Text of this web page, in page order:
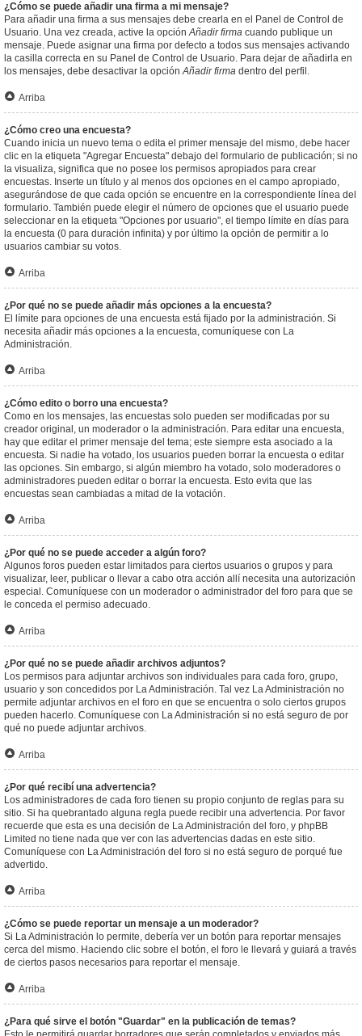
¿Cómo se puede añadir una firma a mi mensaje?
Para añadir una firma a sus mensajes debe crearla en el Panel de Control de
Usuario. Una vez creada, active la opciónAñadir firma cuando publique un
mensaje. Puede asignar una firma por defecto a todos sus mensajes activando
la casilla correcta en su Panel de Control de Usuario. Para dejar de añadirla en
los mensajes, debe desactivar la opciónAñadir firma dentro del perfil.
Arriba
¿Cómo creo una encuesta?
Cuando inicia un nuevo tema o edita el primer mensaje del mismo, debe hacer
clic en la etiqueta "Agregar Encuesta" debajo del formulario de publicación; si no
la visualiza, significa que no posee los permisos apropiados para crear
encuestas. Inserte un título y al menos dos opciones en el campo apropiado,
asegurándose de que cada opción se encuentre en la correspondiente línea del
formulario. También puede elegir el número de opciones que el usuario puede
seleccionar en la etiqueta "Opciones por usuario", el tiempo límite en días para
la encuesta (0 para duración infinita) y por último la opción de permitir a lo
usuarios cambiar su votos.
Arriba
¿Por qué no se puede añadir más opciones a la encuesta?
El límite para opciones de una encuesta está fijado por la administración. Si
necesita añadir más opciones a la encuesta, comuníquese con La
Administración.
Arriba
¿Cómo edito o borro una encuesta?
Como en los mensajes, las encuestas solo pueden ser modificadas por su
creador original, un moderador o la administración. Para editar una encuesta,
hay que editar el primer mensaje del tema; este siempre esta asociado a la
encuesta. Si nadie ha votado, los usuarios pueden borrar la encuesta o editar
las opciones. Sin embargo, si algún miembro ha votado, solo moderadores o
administradores pueden editar o borrar la encuesta. Esto evita que las
encuestas sean cambiadas a mitad de la votación.
Arriba
¿Por qué no se puede acceder a algún foro?
Algunos foros pueden estar limitados para ciertos usuarios o grupos y para
visualizar, leer, publicar o llevar a cabo otra acción allí necesita una autorización
especial. Comuníquese con un moderador o administrador del foro para que se
le conceda el permiso adecuado.
Arriba
¿Por qué no se puede añadir archivos adjuntos?
Los permisos para adjuntar archivos son individuales para cada foro, grupo,
usuario y son concedidos por La Administración. Tal vez La Administración no
permite adjuntar archivos en el foro en que se encuentra o solo ciertos grupos
pueden hacerlo. Comuníquese con La Administración si no está seguro de por
qué no puede adjuntar archivos.
Arriba
¿Por qué recibí una advertencia?
Los administradores de cada foro tienen su propio conjunto de reglas para su
sitio. Si ha quebrantado alguna regla puede recibir una advertencia. Por favor
recuerde que esta es una decisión de La Administración del foro, y phpBB
Limited no tiene nada que ver con las advertencias dadas en este sitio.
Comuníquese con La Administración del foro si no está seguro de porqué fue
advertido.
Arriba
¿Cómo se puede reportar un mensaje a un moderador?
Si La Administración lo permite, debería ver un botón para reportar mensajes
cerca del mismo. Haciendo clic sobre el botón, el foro le llevará y guiará a través
de ciertos pasos necesarios para reportar el mensaje.
Arriba
¿Para qué sirve el botón "Guardar" en la publicación de temas?